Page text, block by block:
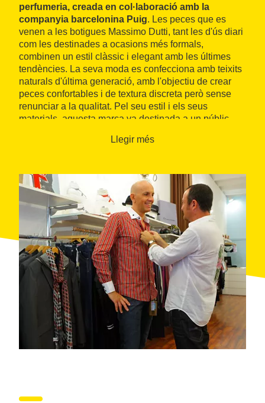
perfumeria, creada en col·laboració amb la
companyia barcelonina Puig. Les peces que es
venen a les botigues Massimo Dutti, tant les d'ús diari
com les destinades a ocasions més formals,
combinen un estil clàssic i elegant amb les últimes
tendències. La seva moda es confecciona amb teixits
naturals d'última generació, amb l'objectiu de crear
peces confortables i de textura discreta però sense
renunciar a la qualitat. Pel seu estil i els seus
materials, aquesta marca va destinada a un públic
Llegir més